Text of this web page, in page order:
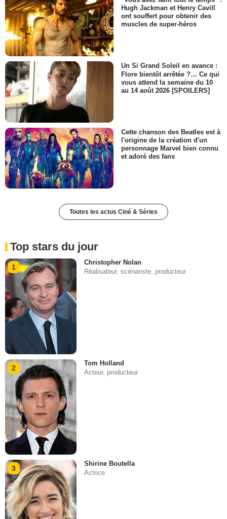
Hugh Jackman et Henry Cavill
ont souffert pour obtenir des
muscles de super-héros
Un Si Grand Soleil en avance :
Flore bientôt arrêtée ?… Ce qui
vous attend la semaine du 10
au 14 août 2026 [SPOILERS]
Cette chanson des Beatles est à
l'origine de la création d'un
personnage Marvel bien connu
et adoré des fans
Toutes les actus Ciné & Séries
Top stars du jour
1
Christopher Nolan
Réalisateur, scénariste, producteur
2
Tom Holland
Acteur, producteur
3
Shirine Boutella
Actrice